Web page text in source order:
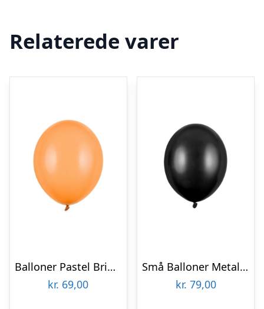
Relaterede varer
Balloner Pastel Bright Orange
kr. 69,00
Små Balloner Metallic Black
kr. 79,00